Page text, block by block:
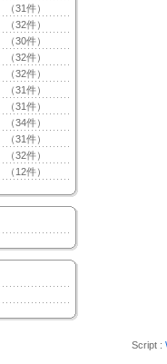
（31件）
（32件）
（30件）
（32件）
（32件）
（31件）
（31件）
（34件）
（31件）
（32件）
（12件）
Script :